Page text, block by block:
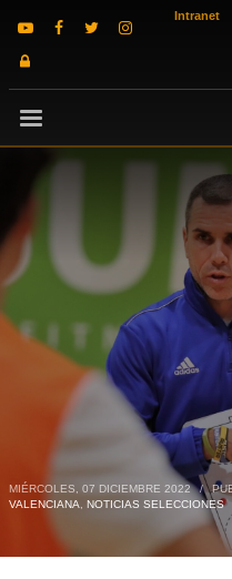
Intranet
MIÉRCOLES, 07 DICIEMBRE 2022 /
VALENCIANA
NOTICIAS SELECCIONES